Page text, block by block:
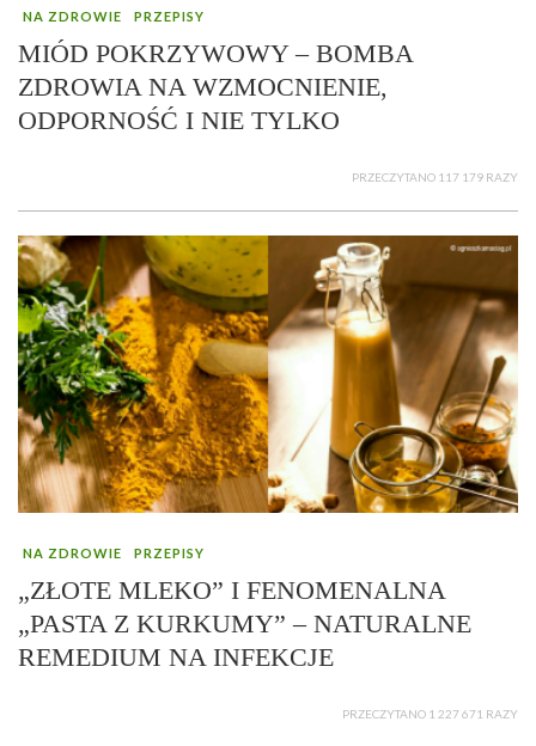
NA ZDROWIE PRZEPISY
MIÓD POKRZYWOWY – BOMBA
ZDROWIA NA WZMOCNIENIE,
ODPORNOŚĆ I NIE TYLKO
PRZECZYTANO 117 179 RAZY
NA ZDROWIE PRZEPISY
„ZŁOTE MLEKO” I FENOMENALNA
„PASTA Z KURKUMY” – NATURALNE
REMEDIUM NA INFEKCJE
PRZECZYTANO 1 227 671 RAZY